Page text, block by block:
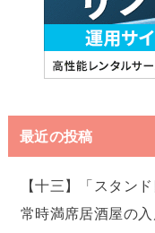
最近の投稿
【十三】「スタン
常時満席居酒屋の